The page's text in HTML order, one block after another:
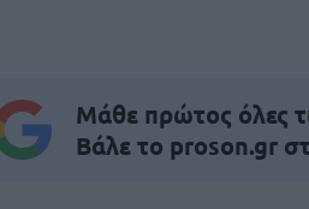
Μάθε πρώτος όλες
Βάλε το proson.gr